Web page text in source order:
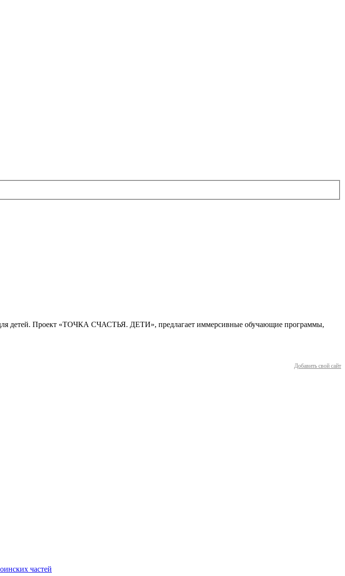
детей. Проект «ТОЧКА СЧАСТЬЯ. ДЕТИ», предлагает иммерсивные обучающие программы,
Добавить свой сайт
частей